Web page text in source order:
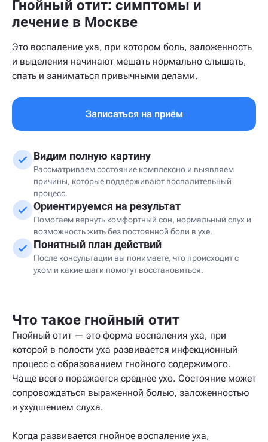
Гнойный отит: симптомы и
лечение в Москве
Это воспаление уха, при котором боль, заложенность
и выделения начинают мешать нормально слышать,
спать и заниматься привычными делами.
Записаться на приём
Видим полную картину
Рассматриваем состояние комплексно и выявляем
причины, которые поддерживают воспалительный
процесс.
Ориентируемся на результат
Помогаем вернуть комфортный сон, нормальный слух и
возможность жить без постоянной боли в ухе.
Понятный план действий
После консультации вы понимаете, что происходит с
ухом и какие шаги помогут восстановиться.
Что такое гнойный отит
Гнойный отит — это форма воспаления уха, при
которой в полости уха развивается инфекционный
процесс с образованием гнойного содержимого.
Чаще всего поражается среднее ухо. Состояние может
сопровождаться выраженной болью, заложенностью
и ухудшением слуха.
Когда развивается гнойное воспаление уха,